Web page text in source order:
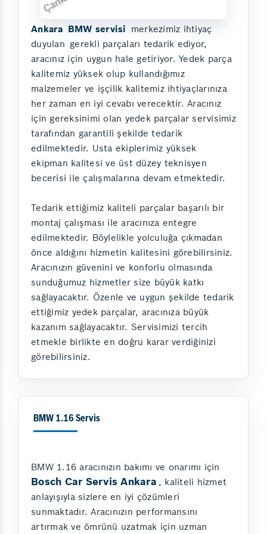
Ankara BMW servisi merkezimiz ihtiyaç
duyulan gerekli parçaları tedarik ediyor,
aracınız için uygun hale getiriyor. Yedek parça
kalitemiz yüksek olup kullandığımız
malzemeler ve işçilik kalitemiz ihtiyaçlarınıza
her zaman en iyi cevabı verecektir. Aracınız
için gereksinimi olan yedek parçalar servisimiz
tarafından garantili şekilde tedarik
edilmektedir. Usta ekiplerimiz yüksek
ekipman kalitesi ve üst düzey teknisyen
becerisi ile çalışmalarına devam etmektedir.
Tedarik ettiğimiz kaliteli parçalar başarılı bir
montaj çalışması ile aracınıza entegre
edilmektedir. Böylelikle yolculuğa çıkmadan
önce aldığını hizmetin kalitesini görebilirsiniz.
Aracınızın güvenini ve konforlu olmasında
sunduğumuz hizmetler size büyük katkı
sağlayacaktır. Özenle ve uygun şekilde tedarik
ettiğimiz yedek parçalar, aracınıza büyük
kazanım sağlayacaktır. Servisimizi tercih
etmekle birlikte en doğru karar verdiğinizi
görebilirsiniz.
BMW 1.16 Servis
BMW 1.16 aracınızın bakımı ve onarımı için
Bosch Car Servis Ankara , kaliteli hizmet
anlayışıyla sizlere en iyi çözümleri
sunmaktadır. Aracınızın performansını
artırmak ve ömrünü uzatmak için uzman